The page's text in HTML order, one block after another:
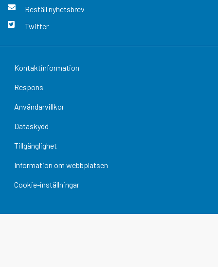
Beställ nyhetsbrev
Twitter
Kontaktinformation
Respons
Användarvillkor
Dataskydd
Tillgänglighet
Information om webbplatsen
Cookie-inställningar